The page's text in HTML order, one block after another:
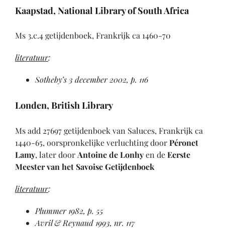
Kaapstad, National Library of South Africa
Ms 3.c.4 getijdenboek, Frankrijk ca 1460-70
literatuur:
Sotheby’s 3 december 2002, p. 116
Londen, British Library
Ms add 27697 getijdenboek van Saluces, Frankrijk ca
1440-65, oorspronkelijke verluchting doorPéronet
Lamy, later doorAntoine de Lonhyen deEerste
Meester van het Savoise Getijdenboek
literatuur:
Plummer 1982, p. 55
Avril & Reynaud 1993, nr. 117